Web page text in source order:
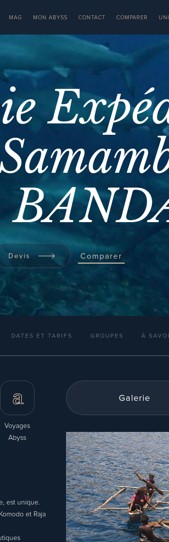
MAG MON ABYSS CONTACT COMPARER
Devis Comparer
DATES ET TARIFS GROUPES À
Voyages
Abyss
est unique.
et Raja
Galerie